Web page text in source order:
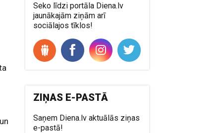
Seko līdzi portāla Diena.lv
jaunākajām ziņām arī
sociālajos tīklos!
ZIŅAS E-PASTĀ
Saņem Diena.lv aktuālās ziņas
e-pastā!